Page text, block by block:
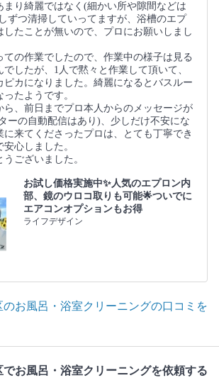
まり綺麗ではなく(細かい所や隙間などは
ずつ清掃していってますが、浴槽のエプ
したことが無いので、プロにお願いしまし
ての作業でしたので、作業中の様子は見る
したが、1人で黙々と作業して頂いて、
ピカになりました。綺麗になるとバスルー
たようです。
ら、前日までプロ本人からのメッセージが
ーの自動配信はあり)、少しだけ不安にな
に来てくださったプロは、とても丁寧でき
心しました。
ございました。
お試し価格実施中✨人気のエプロン内
部、鏡のウロコ取りも可能🌟ついでに
エアコンオプションもお得
ライフデザイン
お風呂・浴室クリーニングの口コミを
お風呂・浴室クリーニングを依頼する